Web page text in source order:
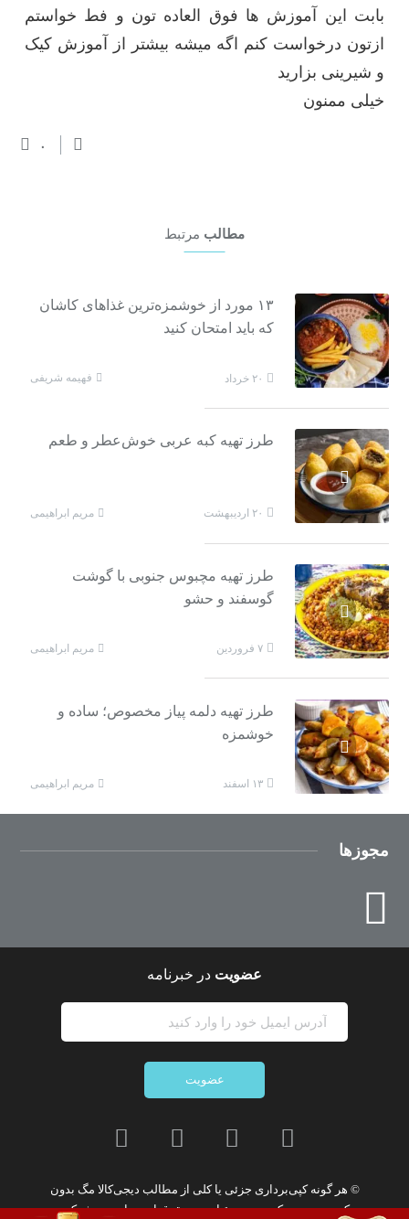
بابت این آموزش ها فوق العاده تون و فط خواستم
ازتون درخواست کنم اگه میشه بیشتر از آموزش کیک
و شیرینی بزارید
خیلی ممنون
۰
مطالب مرتبط
۱۳ مورد از خوشمزه‌ترین غذاهای کاشان
که باید امتحان کنید
۲۰ خرداد فهیمه شریفی
طرز تهیه کبه عربی خوش‌عطر و طعم
۲۰ اردیبهشت مریم ابراهیمی
طرز تهیه مچبوس جنوبی با گوشت
گوسفند و حشو
۷ فروردین مریم ابراهیمی
طرز تهیه دلمه پیاز مخصوص؛ ساده و
خوشمزه
۱۳ اسفند مریم ابراهیمی
مجوزها
عضویت در خبرنامه
عضویت
© هر گونهکپی‌برداری جزئی یا کلی از مطالب دیجی‌کالا مگ بدون
کسب مجوز مکتوبممنوعاست. حقوق این سایت بهشرکت